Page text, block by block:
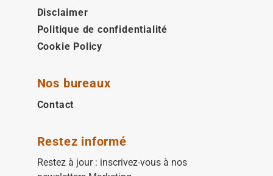
Disclaimer
Politique de confidentialité
Cookie Policy
Nos bureaux
Contact
Restez informé
Restez à jour : inscrivez-vous à nos